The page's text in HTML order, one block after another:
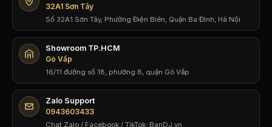
32A1 Sơn Tây
Số 32A1 Sơn Tây, Phường Điện Biên, Quận Ba Đình, Hà Nội
Showroom TP.HCM
Gò Vấp
16/11 đường số 18, phường 8, quận Gò Vấp
Zalo Support
0943603433
Chat Zalo / Facebook / TikTok: BanDJ.vn